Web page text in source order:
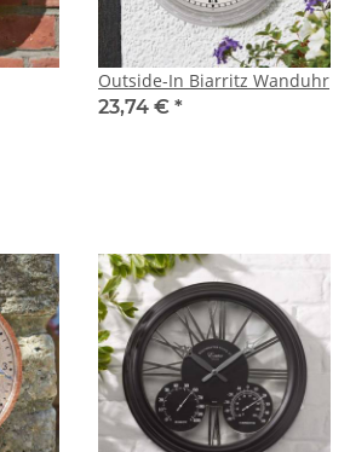
Outside-In Biarritz Wanduhr
23,74 € *